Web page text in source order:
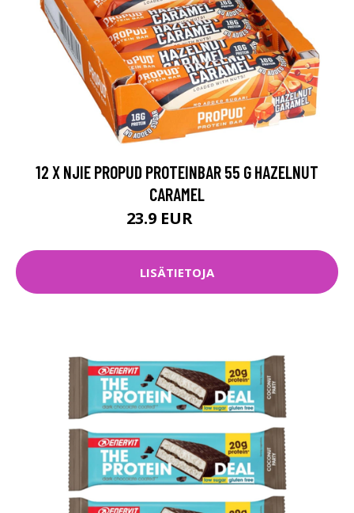
12 X NJIE PROPUD PROTEINBAR 55 G HAZELNUT
CARAMEL
23.9 EUR
LISÄTIETOJA